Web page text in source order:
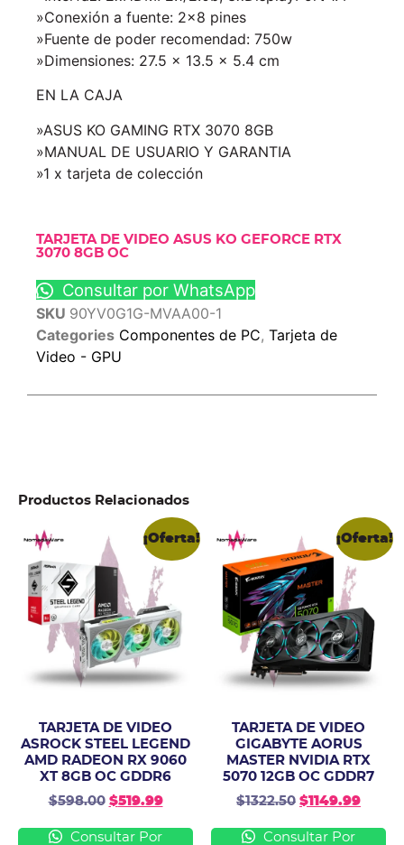
»Conexión a fuente: 2×8 pines
»Fuente de poder recomendad: 750w
»Dimensiones: 27.5 x 13.5 x 5.4 cm
EN LA CAJA
»ASUS KO GAMING RTX 3070 8GB
»MANUAL DE USUARIO Y GARANTIA
»1 x tarjeta de colección
TARJETA DE VIDEO ASUS KO GEFORCE RTX
3070 8GB OC
Consultar por WhatsApp
SKU 90YV0G1G-MVAA00-1
Categories Componentes de PC, Tarjeta de
Video - GPU
Productos Relacionados
¡Oferta!
TARJETA DE VIDEO
ASROCK STEEL LEGEND
AMD RADEON RX 9060
XT 8GB OC GDDR6
$598.00 $519.99
Consultar Por
¡Oferta!
TARJETA DE VIDEO
GIGABYTE AORUS
MASTER NVIDIA RTX
5070 12GB OC GDDR7
$1322.50 $1149.99
Consultar Por